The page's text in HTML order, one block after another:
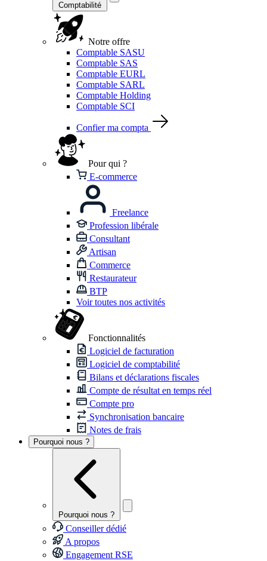
Comptabilité
Notre offre
Comptable SASU
Comptable SAS
Comptable EURL
Comptable SARL
Comptable Holding
Comptable SCI
Confier ma compta
Pour qui ?
E-commerce
Freelance
Profession libérale
Consultant
Artisan
Commerce
Restaurateur
BTP
Voir toutes nos activités
Fonctionnalités
Logiciel de facturation
Logiciel de comptabilité
Bilans et déclarations fiscales
Compte de résultat en temps réel
Compte pro
Synchronisation bancaire
Notes de frais
Pourquoi nous ?
Pourquoi nous ?
Conseiller dédié
A propos
Engagement RSE